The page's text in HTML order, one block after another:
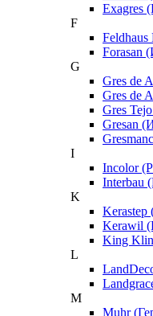
Exagres
F
Forasan
G
Gres de
Gres de
Gres
Gresan
I
Incolor
Interbau
K
Kerastep
Kerawil
King
L
M
Muhr